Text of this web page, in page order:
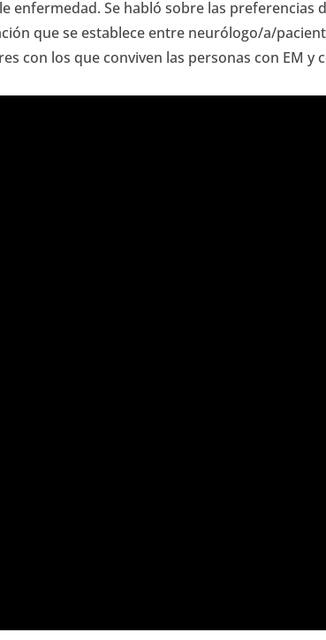
enfermedad. Se habló sobre las
que se establece entre neurólogo/a/
con los que conviven las personas con EM y